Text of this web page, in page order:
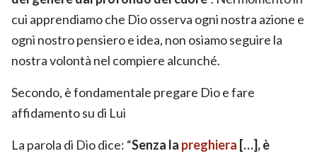
cui apprendiamo che Dio osserva ogni nostra azione e
ogni nostro pensiero e idea, non osiamo seguire la
nostra volontà nel compiere alcunché.
Secondo, è fondamentale pregare Dio e fare
affidamento su di Lui
La parola di Dio dice: “Senza la preghiera […], è